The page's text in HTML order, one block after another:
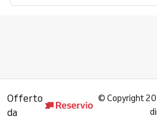
Offerto
da
© Copyright